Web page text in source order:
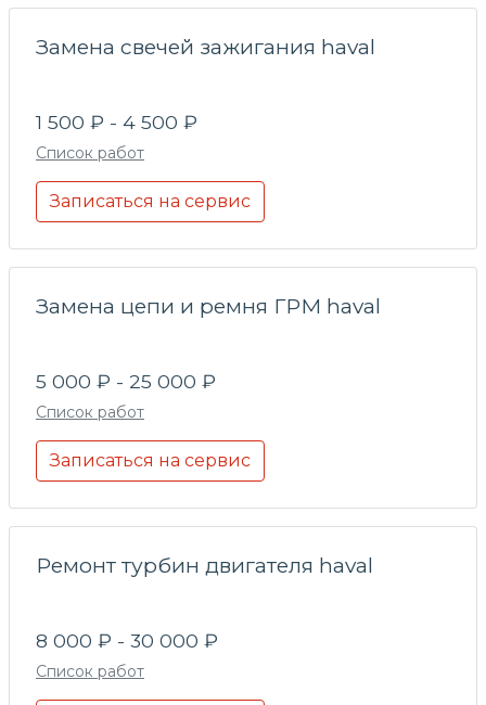
Замена свечей зажигания haval
1 500 ₽ - 4 500 ₽
Список работ
Записаться на сервис
Замена цепи и ремня ГРМ haval
5 000 ₽ - 25 000 ₽
Список работ
Записаться на сервис
Ремонт турбин двигателя haval
8 000 ₽ - 30 000 ₽
Список работ